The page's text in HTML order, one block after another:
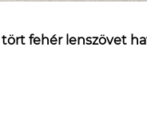
fehér lenszövet